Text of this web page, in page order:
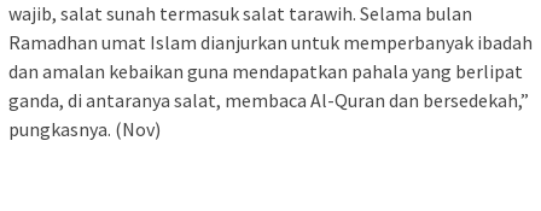
wajib, salat sunah termasuk salat tarawih. Selama bulan
Ramadhan umat Islam dianjurkan untuk memperbanyak ibadah
dan amalan kebaikan guna mendapatkan pahala yang berlipat
ganda, di antaranya salat, membaca Al-Quran dan bersedekah,”
pungkasnya. (Nov)